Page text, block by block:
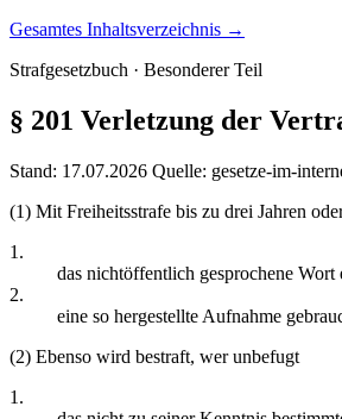
Gesamtes Inhaltsverzeichnis →
Strafgesetzbuch · Besonderer Teil
§ 201 Verletzung der
Stand: 17.07.2026 Quelle: gesetze-im-
(1) Mit Freiheitsstrafe bis zu drei Jahren
1.
das nichtöffentlich gesprochene
2.
eine so hergestellte Aufnahme
(2) Ebenso wird bestraft, wer unbefugt
1.